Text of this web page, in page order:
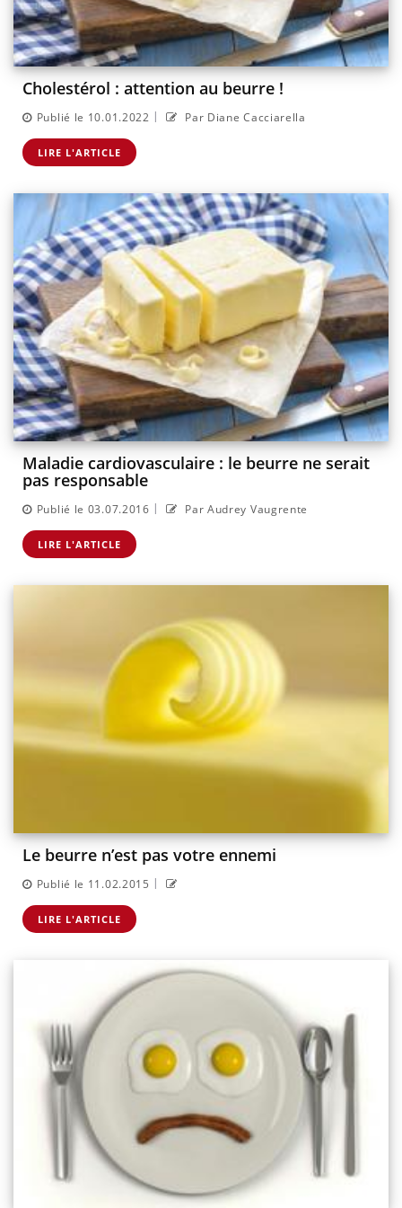
Cholestérol : attention au beurre !
Publié le 10.01.2022 | Par Diane Cacciarella
LIRE L'ARTICLE
Maladie cardiovasculaire : le beurre ne serait
pas responsable
Publié le 03.07.2016 | Par Audrey Vaugrente
LIRE L'ARTICLE
Le beurre n’est pas votre ennemi
Publié le 11.02.2015 |
LIRE L'ARTICLE